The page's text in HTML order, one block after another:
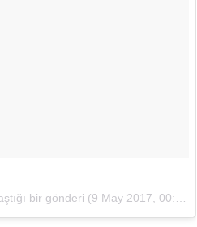
bir gönderi (9 May 2017, 00:36 PDT